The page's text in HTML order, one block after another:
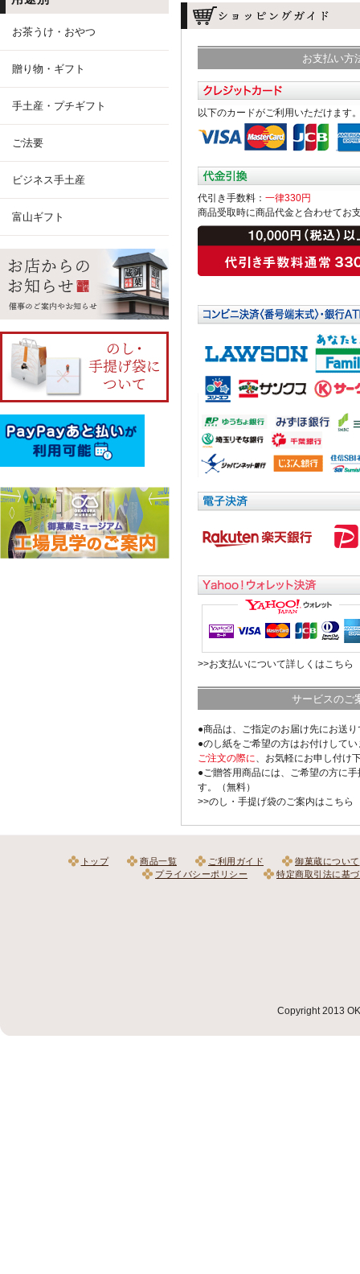
お茶うけ・おやつ
贈り物・ギフト
手土産・プチギフト
ご法要
ビジネス手土産
富山ギフト
お支払い方
以下のカードがご利用いただけます
代引き手数料： 一律330円
商品受取時に商品代金と合わせてお
>>お支払いについて詳しくはこちら
サービスのご
●商品は、ご指定のお届け先にお送
●のし紙をご希望の方はお付けして
ご注文の際に、お気軽にお申し付け
●ご贈答用商品には、ご希望の方に
す。（無料）
>>のし・手提げ袋のご案内はこちら
トップ 商品一覧 ご利用ガイド
御菓蔵について
プライバシーポリシー
特定商取引法に基
Copyright 2013